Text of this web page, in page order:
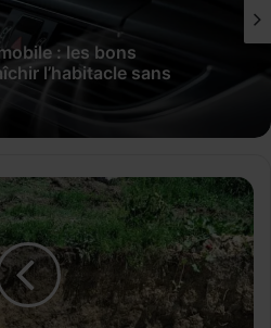
: les bons
l’habitacle sans